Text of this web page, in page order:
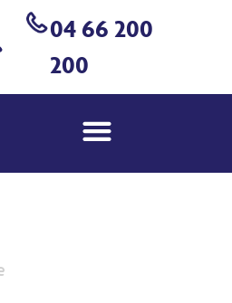
04 66 200
200
Nîmes Ouest